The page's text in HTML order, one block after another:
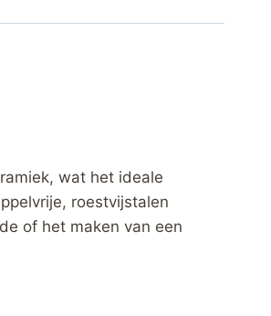
wat het ideale
roestvijstalen
of het maken van een